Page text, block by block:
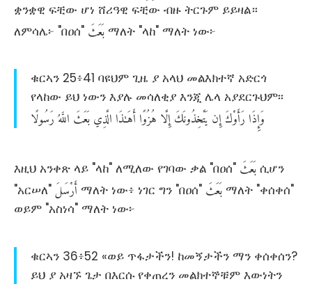
ቋንቋዊ ፍቺው ሆነ ሸሪዓዊ ፍቺው ብዙ ትርጉም ይይዛል።
ለምሳሌ፦ "በዐሰ" بَعَثَ ማለት "ላከ" ማለት ነው፦
ቁርኣን 25፥41 ባዩህም ጊዜ ያ አላህ መልእክተኛ አድርጎ
የላከው ይህ ነውን እያሉ መሳለቂያ እንጂ ሌላ አያደርጉህም፡፡
وَإِذَارَأَوْكَإِنيَتَّخِذُونَكَإِلَّاهُزُوًاأَهَـٰذَاالَّذِيبَعَثَاللَّهُرَسُولًا
እዚህ አንቀጽ ላይ "ላከ" ለሚለው የገባው ቃል "በዐሰ" بَعَثَ ሲሆን
"አርሠለ" أَرْسَلَ ማለት ነው፥ ነገር ግን "በዐሰ" بَعَثَ ማለት "ቀሰቀሰ"
ወይም "አስነሳ" ማለት ነው፦
ቁርኣን 36፥52 «ወይ ጥፋታችን! ከመኝታችን ማን ቀሰቀሰን?
ይህ ያ አዛኙ ጌታ በእርሱ የቀጠረን መልክተኞቹም እውነትን